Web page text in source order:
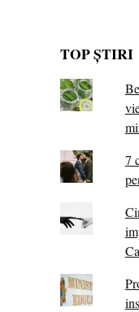
TOP ȘTIRI
7